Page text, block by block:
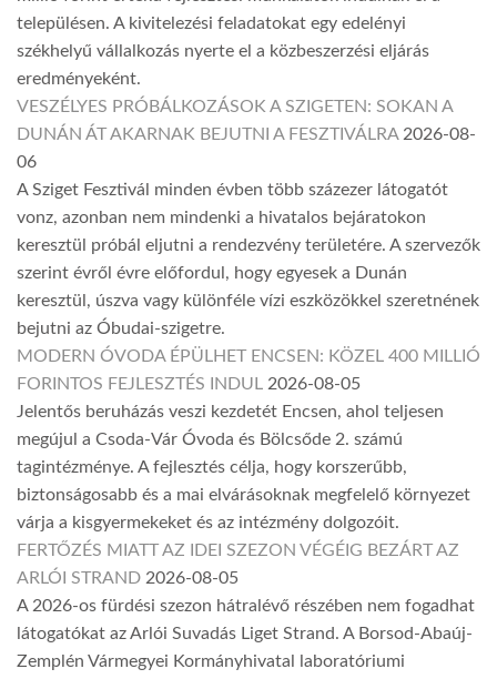
településen. A kivitelezési feladatokat egy edelényi
székhelyű vállalkozás nyerte el a közbeszerzési eljárás
eredményeként.
VESZÉLYES PRÓBÁLKOZÁSOK A SZIGETEN: SOKAN A
DUNÁN ÁT AKARNAK BEJUTNI A FESZTIVÁLRA 2026-08-
06
A Sziget Fesztivál minden évben több százezer látogatót
vonz, azonban nem mindenki a hivatalos bejáratokon
keresztül próbál eljutni a rendezvény területére. A szervezők
szerint évről évre előfordul, hogy egyesek a Dunán
keresztül, úszva vagy különféle vízi eszközökkel szeretnének
bejutni az Óbudai-szigetre.
MODERN ÓVODA ÉPÜLHET ENCSEN: KÖZEL 400 MILLIÓ
FORINTOS FEJLESZTÉS INDUL 2026-08-05
Jelentős beruházás veszi kezdetét Encsen, ahol teljesen
megújul a Csoda-Vár Óvoda és Bölcsőde 2. számú
tagintézménye. A fejlesztés célja, hogy korszerűbb,
biztonságosabb és a mai elvárásoknak megfelelő környezet
várja a kisgyermekeket és az intézmény dolgozóit.
FERTŐZÉS MIATT AZ IDEI SZEZON VÉGÉIG BEZÁRT AZ
ARLÓI STRAND 2026-08-05
A 2026-os fürdési szezon hátralévő részében nem fogadhat
látogatókat az Arlói Suvadás Liget Strand. A Borsod-Abaúj-
Zemplén Vármegyei Kormányhivatal laboratóriumi